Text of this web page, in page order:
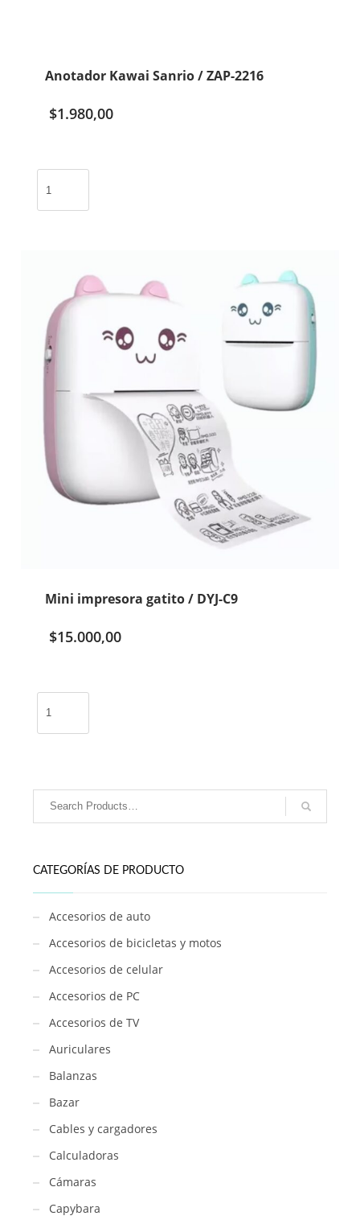
Anotador Kawai Sanrio / ZAP-2216
$1.980,00
Kawai
Sanrio
Mini impresora gatito / DYJ-C9
$15.000,00
impresora
gatito
cantidad
CATEGORÍAS DE PRODUCTO
Accesorios de auto
Accesorios de bicicletas y motos
Accesorios de celular
Accesorios de PC
Accesorios de TV
Auriculares
Balanzas
Bazar
Cables y cargadores
Calculadoras
Cámaras
Capybara